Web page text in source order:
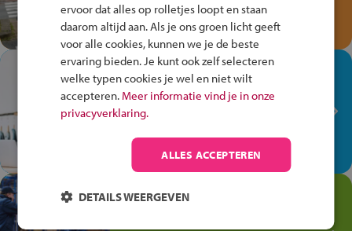
Speel het Fiets Veilig Verkeersspel
en win een Cortina-fiets!
In de winkel ben je op je
plek!
Ontdek via het vmbo jouw talent
anders is!
Jouw talent in de
ervoor dat alles op rolletjes loopt en staan
daarom altijd aan. Als je ons groen licht geeft
voor alle cookies, kunnen we je de beste
ervaring bieden. Je kunt ook zelf selecteren
welke typen cookies je wel en niet wilt
accepteren. Meer informatie vind je in onze
privacyverklaring.
ALLES ACCEPTEREN
DETAILS WEERGEVEN